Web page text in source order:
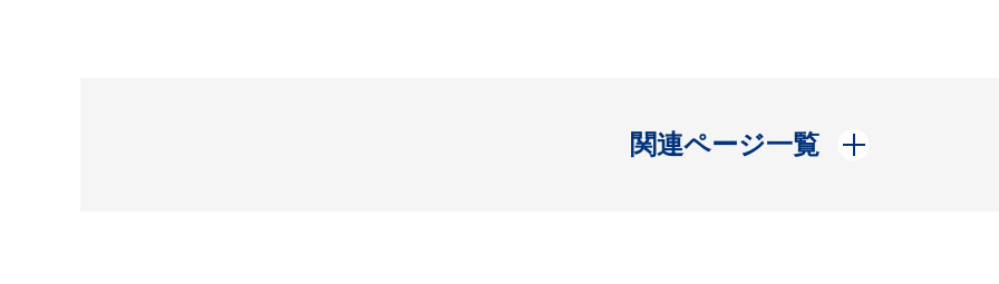
関連ページ一覧
開く